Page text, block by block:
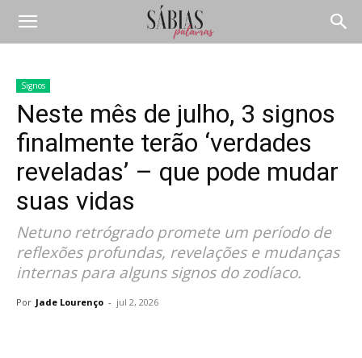
Signos
Neste mês de julho, 3 signos
finalmente terão ‘verdades
reveladas’ – que pode mudar
suas vidas
Netuno retrógrado promete um período de
reflexões profundas, revelações e mudanças
internas para alguns signos do zodíaco.
Por Jade Lourenço - jul 2, 2026